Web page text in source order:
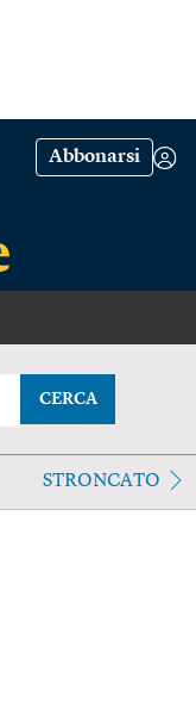
Abbonarsi
CERCA
STRONCATO